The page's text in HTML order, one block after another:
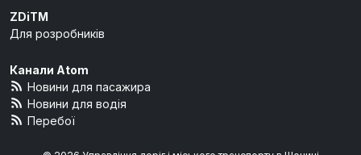
ZDiTM
Для розробників
Канали Atom
Новини для пасажира
Новини для водія
Перебої